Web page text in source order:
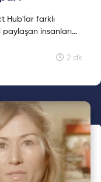
Hub'lar farklı
insanları
2 dk